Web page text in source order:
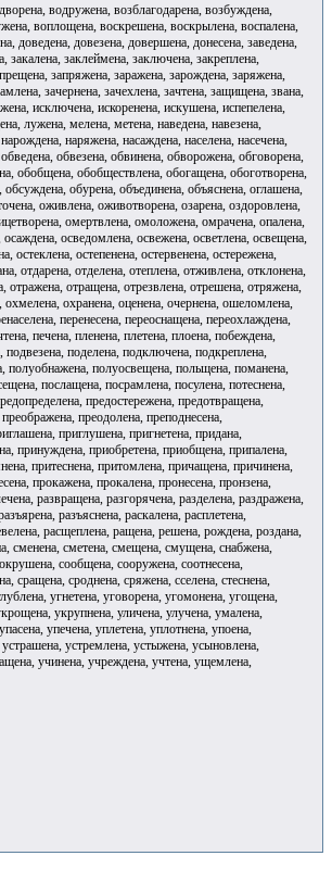
водружена, возблагодарена, возбуждена,
воплощена, воскрешена, воскрылена, воспалена,
доведена, довезена, довершена, донесена, заведена,
заклеймена, заключена, закреплена,
запряжена, заражена, зарождена, заряжена,
зачернена, зачехлена, зачтена, защищена, звана,
исключена, искоренена, искушена, испепелена,
лужена, мелена, метена, наведена, навезена,
наряжена, насаждена, населена, насечена,
обвезена, обвинена, обворожена, обговорена,
обобщена, обобществлена, обогащена, обоготворена,
обурена, объединена, объяснена, оглашена,
оживлена, оживотворена, озарена, оздоровлена,
омертвлена, омоложена, омрачена, опалена,
осведомлена, освежена, осветлена, освещена,
остепенена, остервенена, остережена,
отдарена, отделена, отеплена, отживлена, отклонена,
отращена, отрезвлена, отрешена, отряжена,
охмелена, охранена, оценена, очернена, ошеломлена,
перенесена, переоснащена, переохлаждена,
печена, пленена, плетена, плоена, побеждена,
поделена, подключена, подкреплена,
полуобнажена, полуосвещена, польщена, поманена,
послащена, посрамлена, посулена, потеснена,
предостережена, предотвращена,
преодолена, преподнесена,
приглушена, пригнетена, придана,
принуждена, приобретена, приобщена, припалена,
притеснена, притомлена, причащена, причинена,
прокажена, прокалена, пронесена, пронзена,
развращена, разгорячена, разделена, раздражена,
разъяснена, раскалена, расплетена,
расщеплена, ращена, решена, рождена, роздана,
сменена, сметена, смещена, смущена, снабжена,
сообщена, сооружена, соотнесена,
сращена, сроднена, сряжена, сселена, стеснена,
угнетена, уговорена, угомонена, угощена,
укрупнена, уличена, улучена, умалена,
упечена, уплетена, уплотнена, упоена,
устремлена, устыжена, усыновлена,
учинена, учреждена, учтена, ущемлена,